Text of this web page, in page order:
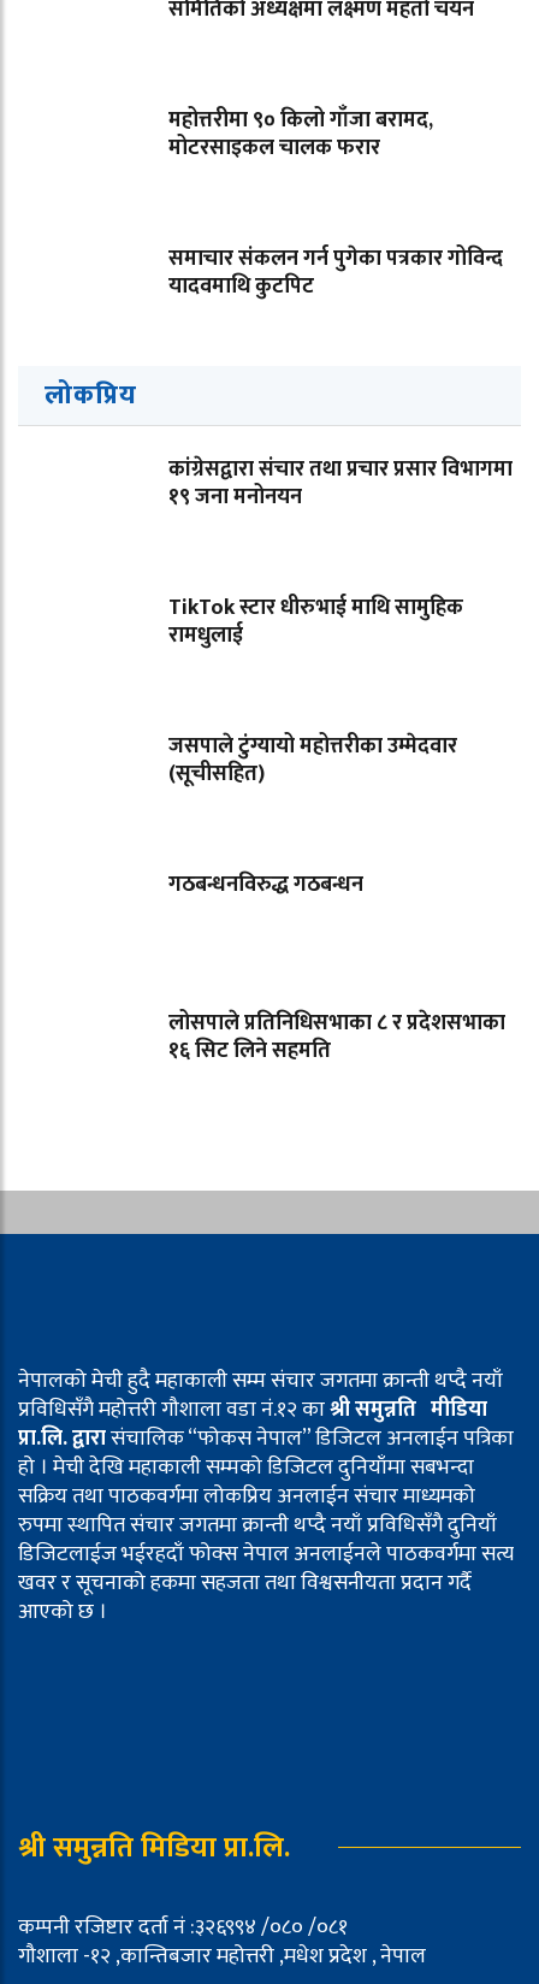
समितिको अध्यक्षमा लक्ष्मण महतो चयन
महोत्तरीमा ९० किलो गाँजा बरामद,
मोटरसाइकल चालक फरार
समाचार संकलन गर्न पुगेका पत्रकार गोविन्द
यादवमाथि कुटपिट
लोकप्रिय
कांग्रेसद्वारा संचार तथा प्रचार प्रसार विभागमा
१९ जना मनोनयन
TikTok स्टार धीरुभाई माथि सामुहिक
रामधुलाई
जसपाले टुंग्यायो महोत्तरीका उम्मेदवार
(सूचीसहित)
गठबन्धनविरुद्ध गठबन्धन
लोसपाले प्रतिनिधिसभाका ८ र प्रदेशसभाका
१६ सिट लिने सहमति
नेपालको मेची हुदै महाकाली सम्म संचार जगतमा क्रान्ती थप्दै नयाँ
प्रविधिसँगै महोत्तरी गौशाला वडा नं.१२ काश्री समुन्नति मीडिया
प्रा.लि. द्वारासंचालिक “फोकस नेपाल” डिजिटल अनलाईन पत्रिका
हो । मेची देखि महाकाली सम्मको डिजिटल दुनियाँमा सबभन्दा
सक्रिय तथा पाठकवर्गमा लोकप्रिय अनलाईन संचार माध्यमको
रुपमा स्थापित संचार जगतमा क्रान्ती थप्दै नयाँ प्रविधिसँगै दुनियाँ
डिजिटलाईज भईरहदाँ फोक्स नेपाल अनलाईनले पाठकवर्गमा सत्य
खवर र सूचनाको हकमा सहजता तथा विश्वसनीयता प्रदान गर्दै
आएको छ ।
श्री समुन्नति मिडिया प्रा.लि.
कम्पनी रजिष्टार दर्ता नं :३२६९९४ /०८० /०८१
गौशाला -१२ ,कान्तिबजार महोत्तरी ,मधेश प्रदेश , नेपाल